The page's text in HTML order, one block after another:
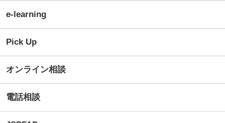
e-learning
Pick Up
オンライン相談
電話相談